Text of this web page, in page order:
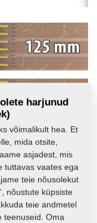
150 mm
harjunud
võimalikult hea. Et
mida otsite,
asjadest, mis
tuttavas vaates ega
teie nõusolekut
nõustute küpsiste
teie andmetel
teenuseid. Oma